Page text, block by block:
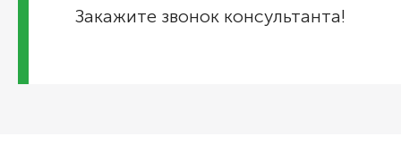
Закажите звонок консультанта!